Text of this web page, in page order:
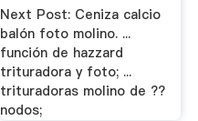
Next Post: Ceniza calcio
balón foto molino. ...
función de hazzard
trituradora y foto; ...
trituradoras molino de ??
nodos;